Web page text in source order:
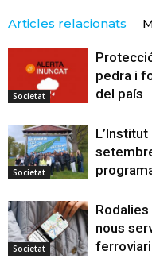
Articles relacionats
Societat
pedra i
del país
Societat
Societat
nous